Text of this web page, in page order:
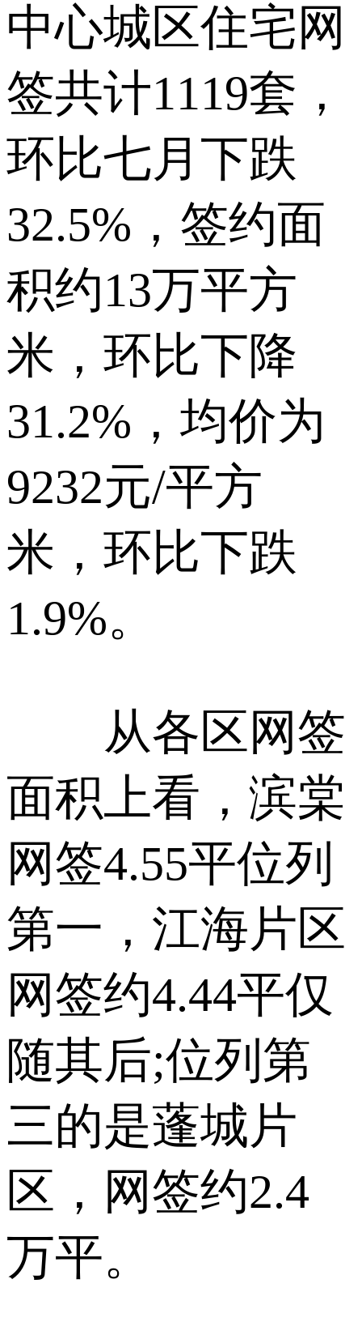
中心城区住宅网
签共计1119套，
环比七月下跌
32.5%，签约面
积约13万平方
米，环比下降
31.2%，均价为
9232元/平方
米，环比下跌
1.9%。
从各区网签
面积上看，滨棠
网签4.55平位列
第一，江海片区
网签约4.44平仅
随其后;位列第
三的是蓬城片
区，网签约2.4
万平。